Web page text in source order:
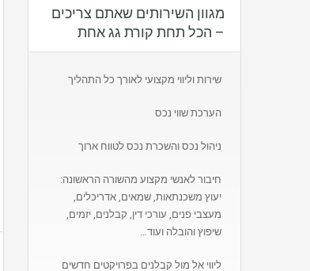
מגוון השירותים שאתם צריכים
– הכל תחת קורת גג אחת
שירות וליווי מקצועי לאורך כל התהליך
הערכת שווי נכס
ניהול נכס והשכרת נכס לטווח ארוך
חיבור לאנשי מקצוע מהשורה הראשונה:
יעוץ משכנתאות, שמאים, אדריכלים,
מעצבי פנים, עורכי דין, קבלנים, יזמים,
שיפוץ והובלה ועוד…
ליווי אל מול קבלנים בפרויקטים חדשים